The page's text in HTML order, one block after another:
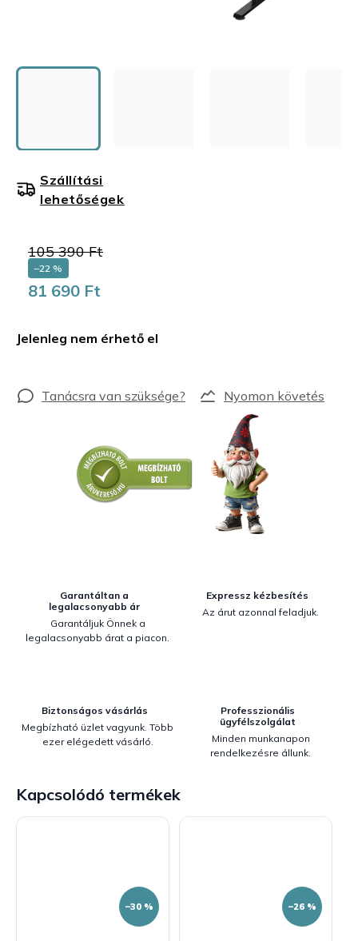
105 390 Ft
–22 %
81 690 Ft
Jelenleg nem érhető el
Szállítási
lehetőségek
Nyomon követés
Garantáltan a
legalacsonyabb ár
Garantáljuk Önnek a
legalacsonyabb árat a piacon.
Expressz kézbesítés
Az árut azonnal feladjuk.
Biztonságos vásárlás
Megbízható üzlet vagyunk. Több
ezer elégedett vásárló.
Professzionális
ügyfélszolgálat
Minden munkanapon
rendelkezésre állunk.
Kapcsolódó termékek
–30 % –26 %